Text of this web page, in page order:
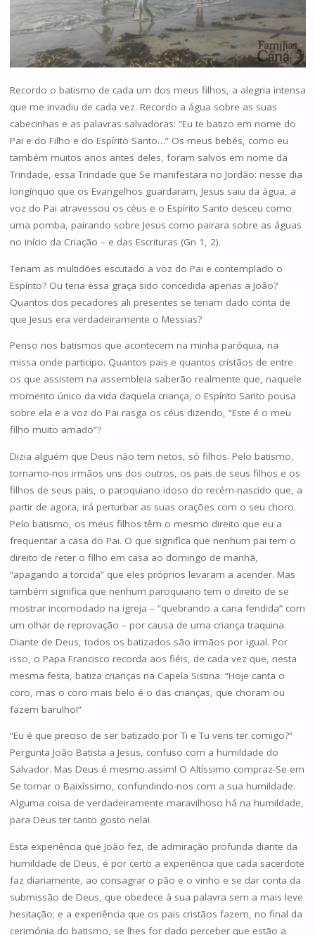
Recordo o batismo de cada um dos meus filhos, a alegria intensa
que me invadiu de cada vez. Recordo a água sobre as suas
cabecinhas e as palavras salvadoras: “Eu te batizo em nome do
Pai e do Filho e do Espírito Santo…” Os meus bebés, como eu
também muitos anos antes deles, foram salvos em nome da
Trindade, essa Trindade que Se manifestara no Jordão: nesse dia
longínquo que os Evangelhos guardaram, Jesus saiu da água, a
voz do Pai atravessou os céus e o Espírito Santo desceu como
uma pomba, pairando sobre Jesus como pairara sobre as águas
no início da Criação – e das Escrituras (Gn 1, 2).
Teriam as multidões escutado a voz do Pai e contemplado o
Espírito? Ou teria essa graça sido concedida apenas a João?
Quantos dos pecadores ali presentes se teriam dado conta de
que Jesus era verdadeiramente o Messias?
Penso nos batismos que acontecem na minha paróquia, na
missa onde participo. Quantos pais e quantos cristãos de entre
os que assistem na assembleia saberão realmente que, naquele
momento único da vida daquela criança, o Espírito Santo pousa
sobre ela e a voz do Pai rasga os céus dizendo, “Este é o meu
filho muito amado”?
Dizia alguém que Deus não tem netos, só filhos. Pelo batismo,
tornamo-nos irmãos uns dos outros, os pais de seus filhos e os
filhos de seus pais, o paroquiano idoso do recém-nascido que, a
partir de agora, irá perturbar as suas orações com o seu choro.
Pelo batismo, os meus filhos têm o mesmo direito que eu a
frequentar a casa do Pai. O que significa que nenhum pai tem o
direito de reter o filho em casa ao domingo de manhã,
“apagando a torcida” que eles próprios levaram a acender. Mas
também significa que nenhum paroquiano tem o direito de se
mostrar incomodado na igreja – “quebrando a cana fendida” com
um olhar de reprovação – por causa de uma criança traquina.
Diante de Deus, todos os batizados são irmãos por igual. Por
isso, o Papa Francisco recorda aos fiéis, de cada vez que, nesta
mesma festa, batiza crianças na Capela Sistina: “Hoje canta o
coro, mas o coro mais belo é o das crianças, que choram ou
fazem barulho!”
“Eu é que preciso de ser batizado por Ti e Tu vens ter comigo?”
Pergunta João Batista a Jesus, confuso com a humildade do
Salvador. Mas Deus é mesmo assim! O Altíssimo compraz-Se em
Se tornar o Baixíssimo, confundindo-nos com a sua humildade.
Alguma coisa de verdadeiramente maravilhoso há na humildade,
para Deus ter tanto gosto nela!
Esta experiência que João fez, de admiração profunda diante da
humildade de Deus, é por certo a experiência que cada sacerdote
faz diariamente, ao consagrar o pão e o vinho e se dar conta da
submissão de Deus, que obedece à sua palavra sem a mais leve
hesitação; e a experiência que os pais cristãos fazem, no final da
cerimónia do batismo, se lhes for dado perceber que estão a